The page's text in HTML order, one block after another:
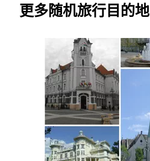
更多随机旅行目的地